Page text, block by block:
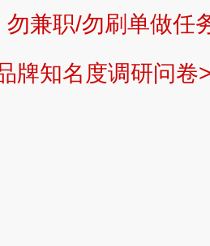
速提交发布>> 提交品
勿兼职/勿刷单做任
牌知名度调研问卷